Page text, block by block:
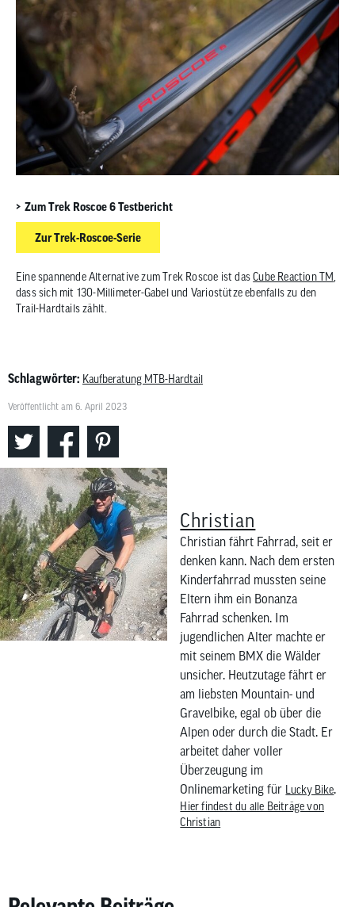
Zum Trek Roscoe 6 Testbericht
Zur Trek-Roscoe-Serie
Eine spannende Alternative zum Trek Roscoe ist dasCube Reaction TM
dass sich mit 130-Millimeter-Gabel und Variostütze ebenfalls zu den
Trail-Hardtails zählt.
Schlagwörter: Kaufberatung MTB-Hardtail
Veröffentlicht am 6. April 2023
Christian
Christian fährt Fahrrad, seit er
denken kann. Nach dem ersten
Kinderfahrrad mussten seine
Eltern ihm ein Bonanza
Fahrrad schenken. Im
jugendlichen Alter machte er
mit seinem BMX die Wälder
unsicher. Heutzutage fährt er
am liebsten Mountain- und
Gravelbike, egal ob über die
Alpen oder durch die Stadt. Er
arbeitet daher voller
Überzeugung im
Onlinemarketing für
Lucky Bike.
Hier findest du alle Beiträge von
Christian